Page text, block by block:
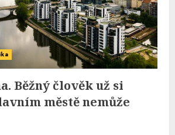
Běžný člověk už si
městě nemůže